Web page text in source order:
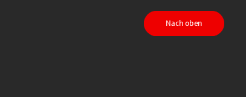
Nach oben